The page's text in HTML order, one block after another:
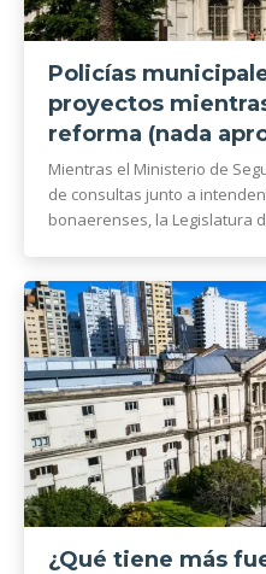
Policías
proyectos
reforma (nada
Mientras el Ministerio de
de consultas junto a
bonaerenses, la Legislatura
¿Qué tiene más